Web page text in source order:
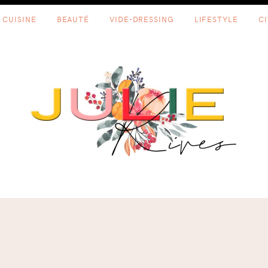
CUISINE BEAUTÉ VIDE-DRESSING LIFESTYLE